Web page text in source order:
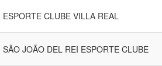
ESPORTE CLUBE VILLA REAL
SÃO JOÃO DEL REI ESPORTE CLUBE